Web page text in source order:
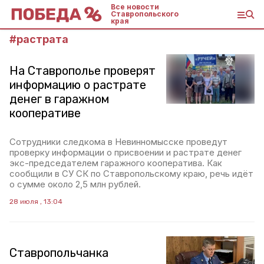
Все новости
Ставропольского
края
#растрата
На Ставрополье проверят
информацию о растрате
денег в гаражном
кооперативе
Сотрудники следкома в Невинномысске проведут
проверку информации о присвоении и растрате денег
экс-председателем гаражного кооператива. Как
сообщили в СУ СК по Ставропольскому краю, речь идёт
о сумме около 2,5 млн рублей.
28 июля , 13:04
Ставропольчанка